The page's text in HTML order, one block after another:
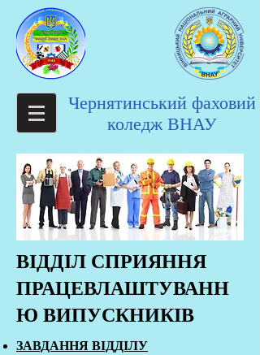
Чернятинський фаховий
коледж ВНАУ
ВІДДІЛ СПРИЯННЯ
ПРАЦЕВЛАШТУВАНН
Ю ВИПУСКНИКІВ
ЗАВДАННЯ ВІДДІЛУ